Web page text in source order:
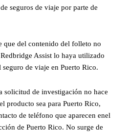
seguros de viaje por parte de
que del contenido del folleto no
Assist lo haya utilizado
de viaje en Puerto Rico.
solicitud de investigación no hace
producto sea para Puerto Rico,
de teléfono que aparecen enel
de Puerto Rico. No surge de